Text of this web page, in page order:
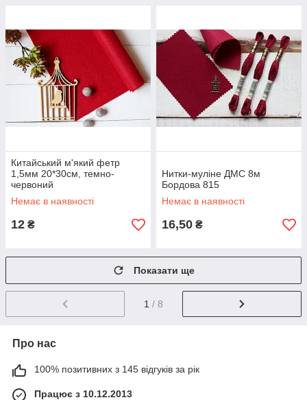
Китайський м'який фетр
1,5мм 20*30см, темно-
червоний
Немає в наявності
12 ₴
Нитки-муліне ДМС 8м
Бордова 815
Немає в наявності
16,50 ₴
Показати ще
1 / 8
Про нас
100% позитивних з 145 відгуків за рік
Працює з 10.12.2013